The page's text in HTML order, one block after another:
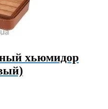
хьюмидор